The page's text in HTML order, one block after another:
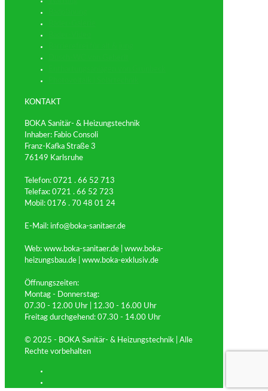
KONTAKT
BOKA Sanitär- & Heizungstechnik
Inhaber: Fabio Consoli
Franz-Kafka Straße 3
76149 Karlsruhe
Telefon: 0721 . 66 52 713
Telefax: 0721 . 66 52 723
Mobil: 0176 . 70 48 01 24
E-Mail: info@boka-sanitaer.de
Web: www.boka-sanitaer.de | www.boka-
heizungsbau.de | www.boka-exklusiv.de
Öffnungszeiten:
Montag - Donnerstag:
07.30 - 12.00 Uhr | 12.30 - 16.00 Uhr
Freitag durchgehend: 07.30 - 14.00 Uhr
© 2025 - BOKA Sanitär- & Heizungstechnik | Alle
Rechte vorbehalten